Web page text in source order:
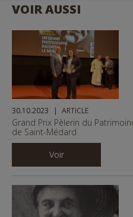
VOIR AUSSI
30.10.2023 ARTICLE
Grand Prix Pèlerin du
de Saint-Médard
Voir